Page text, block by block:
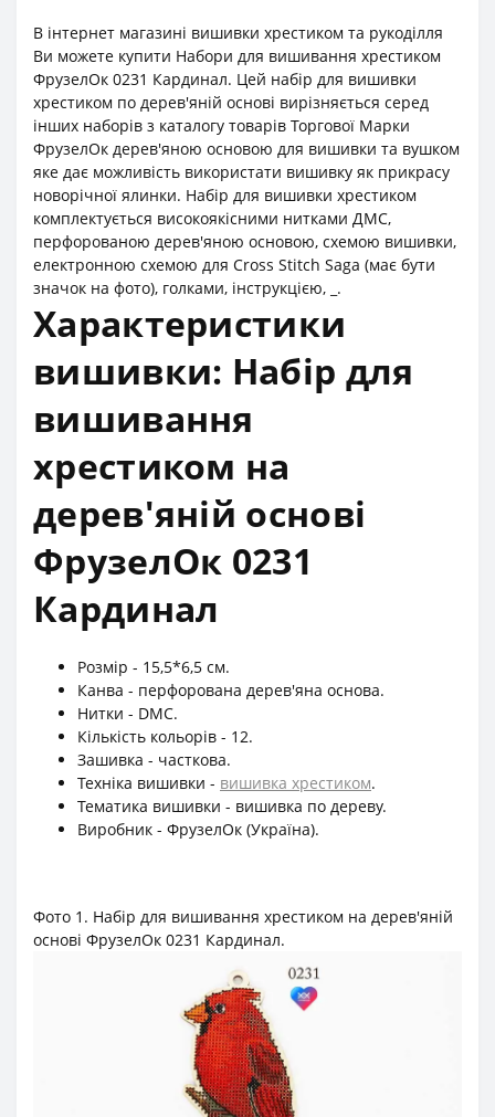
В інтернет магазині вишивки хрестиком та рукоділля
Ви можете купити Набори для вишивання хрестиком
ФрузелОк 0231 Кардинал. Цей набір для вишивки
хрестиком по дерев'яній основі вирізняється серед
інших наборів з каталогу товарів Торгової Марки
ФрузелОк дерев'яною основою для вишивки та вушком
яке дає можливість використати вишивку як прикрасу
новорічної ялинки. Набір для вишивки хрестиком
комплектується високоякісними нитками ДМС,
перфорованою дерев'яною основою, схемою вишивки,
електронною схемою для Cross Stitch Saga (має бути
значок на фото), голками, інструкцією, _.
Характеристики
вишивки: Набір для
вишивання
хрестиком на
дерев'яній основі
ФрузелОк 0231
Кардинал
Розмір - 15,5*6,5 см.
Канва - перфорована дерев'яна основа.
Нитки - DMC.
Кількість кольорів - 12.
Зашивка - часткова.
Техніка вишивки - вишивка хрестиком.
Тематика вишивки - вишивка по дереву.
Виробник - ФрузелОк (Україна).
Фото 1. Набір для вишивання хрестиком на дерев'яній
основі ФрузелОк 0231 Кардинал.